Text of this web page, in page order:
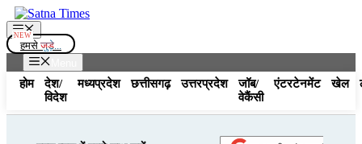
Skip
to
content
Menu
हमसे जुड़े...
होम
देश/
विदेश
मध्यप्रदेश छत्तीसगढ़ उत्तरप्रदेश
जॉब/
वेकैंसी
एंटरटेनमेंट खेल